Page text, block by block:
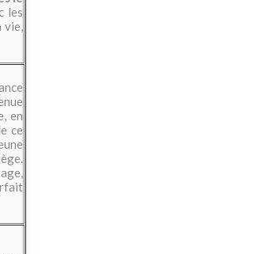
les
vie,
en
ce